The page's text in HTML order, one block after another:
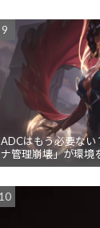
ADCはもう必要ない
ナ管理崩壊」が環境